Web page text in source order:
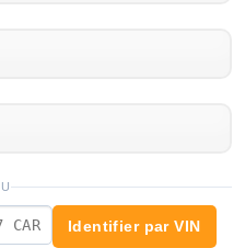
Identifier par VIN